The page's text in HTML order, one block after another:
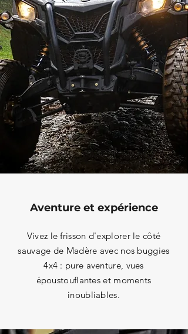
Aventure et expérience
Vivez le frisson d'explorer le côté
sauvage de Madère avec nos buggies
4x4 : pure aventure, vues
époustouflantes et moments
inoubliables.